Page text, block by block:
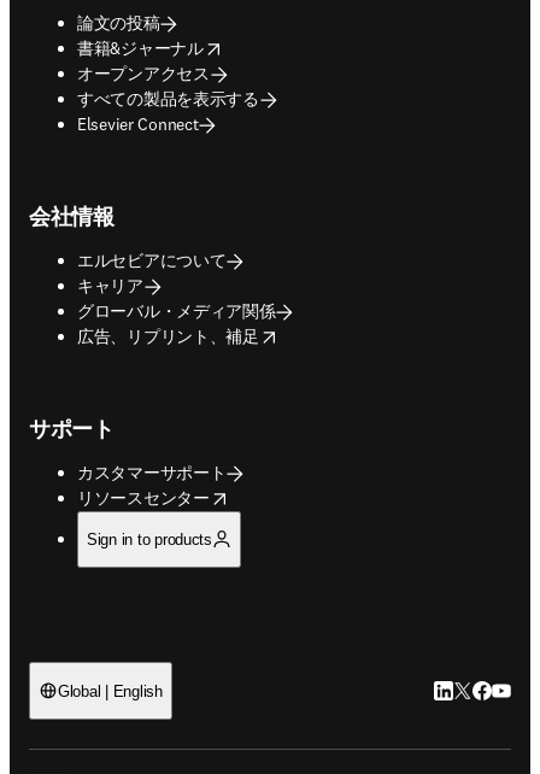
論文の投稿
書籍&ジャーナル
opens in new tab/window
オープンアクセス
すべての製品を表示する
Elsevier Connect
会社情報
エルセビアについて
キャリア
グローバル・メディア関係
広告、リプリント、補足
opens in new tab/window
サポート
カスタマーサポート
リソースセンター
opens in new tab/window
Sign in to products
Global | English LinkedIn 新
Twitter 新